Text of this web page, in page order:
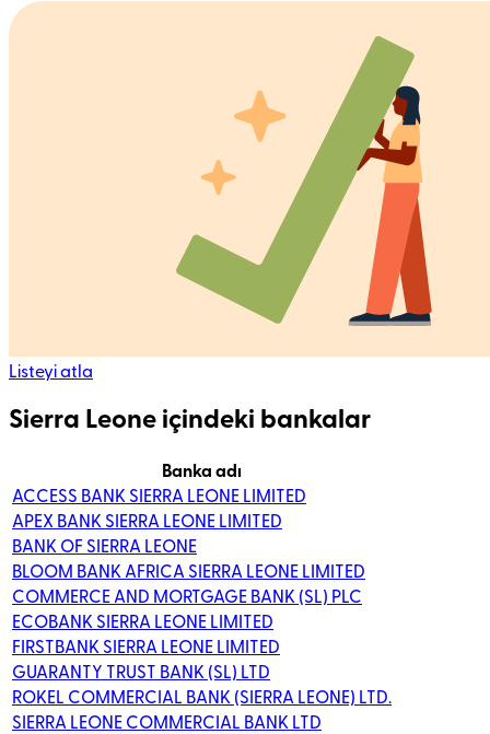
Listeyi atla
Sierra Leone içindeki bankalar
Banka adı
ACCESS BANK SIERRA LEONE LIMITED
APEX BANK SIERRA LEONE LIMITED
BANK OF SIERRA LEONE
BLOOM BANK AFRICA SIERRA LEONE LIMITED
COMMERCE AND MORTGAGE BANK (SL) PLC
ECOBANK SIERRA LEONE LIMITED
FIRSTBANK SIERRA LEONE LIMITED
GUARANTY TRUST BANK (SL) LTD
ROKEL COMMERCIAL BANK (SIERRA LEONE) LTD.
SIERRA LEONE COMMERCIAL BANK LTD